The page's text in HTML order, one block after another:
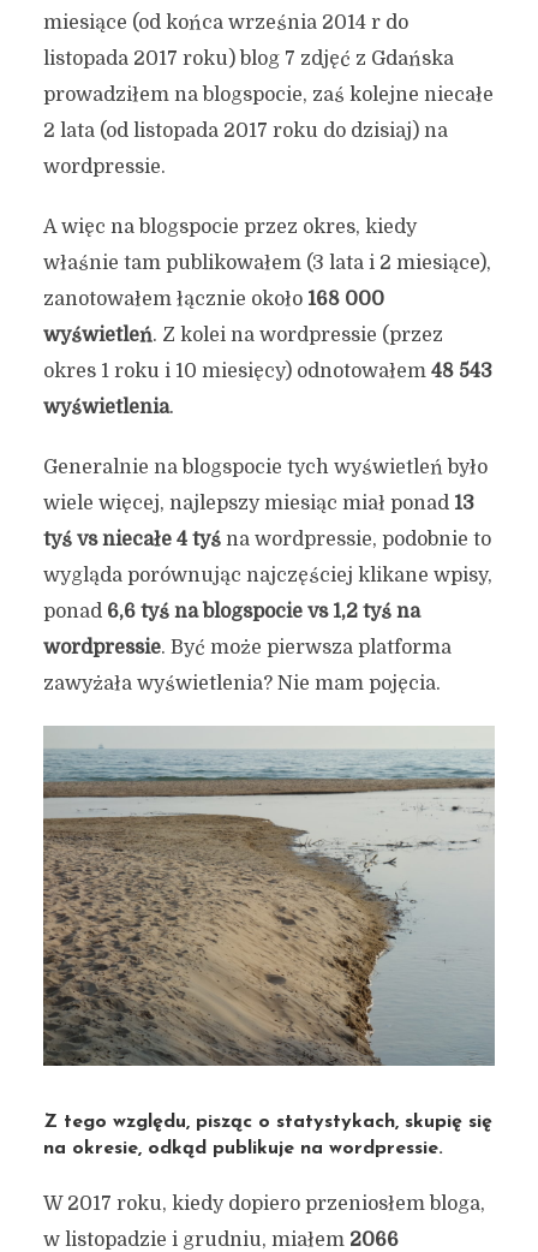
miesiące (od końca września 2014 r do
listopada 2017 roku) blog 7 zdjęć z Gdańska
prowadziłem na blogspocie, zaś kolejne niecałe
2 lata (od listopada 2017 roku do dzisiaj) na
wordpressie.
A więc na blogspocie przez okres, kiedy
właśnie tam publikowałem (3 lata i 2 miesiące),
zanotowałem łącznie około 168 000
wyświetleń. Z kolei na wordpressie (przez
okres 1 roku i 10 miesięcy) odnotowałem 48 543
wyświetlenia.
Generalnie na blogspocie tych wyświetleń było
wiele więcej, najlepszy miesiąc miał ponad 13
tyś vs niecałe 4 tyśna wordpressie, podobnie to
wygląda porównując najczęściej klikane wpisy,
ponad 6,6 tyś na blogspocie vs 1,2 tyś na
wordpressie. Być może pierwsza platforma
zawyżała wyświetlenia? Nie mam pojęcia.
Z tego względu, pisząc o statystykach, skupię się
na okresie, odkąd publikuje na wordpressie.
W 2017 roku, kiedy dopiero przeniosłem bloga,
w listopadzie i grudniu, miałem 2066